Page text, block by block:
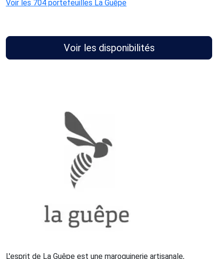
Voir les 704 portefeuilles La Guêpe
Voir les disponibilités
L'esprit de La Guêpe est une maroquinerie artisanale,